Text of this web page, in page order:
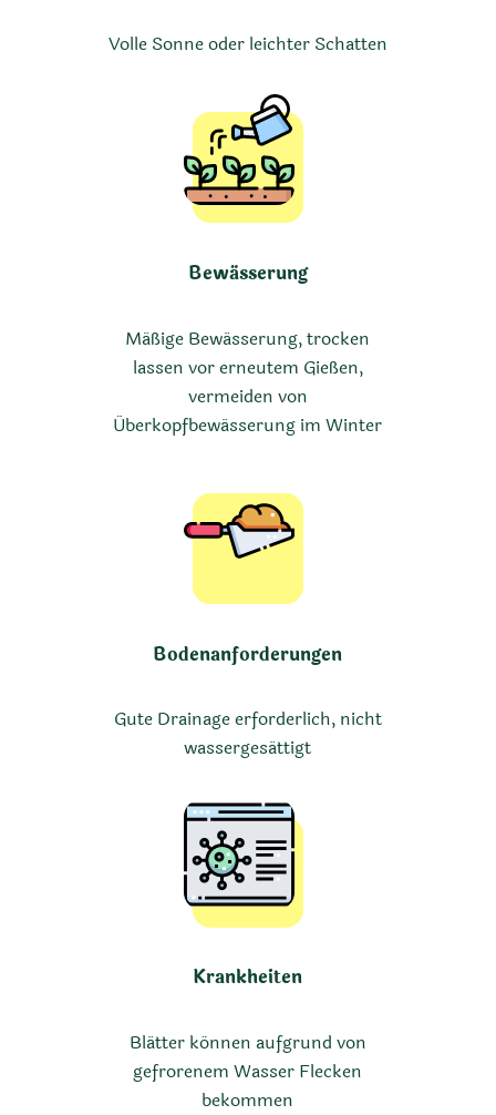
Volle Sonne oder leichter Schatten
Bewässerung
Mäßige Bewässerung, trocken
lassen vor erneutem Gießen,
vermeiden von
Überkopfbewässerung im Winter
Bodenanforderungen
Gute Drainage erforderlich, nicht
wassergesättigt
Krankheiten
Blätter können aufgrund von
gefrorenem Wasser Flecken
bekommen